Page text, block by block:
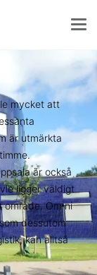
mycket att
är utmärkta
är också
ligger väldigt
Om ni
dessutom
kan alltså